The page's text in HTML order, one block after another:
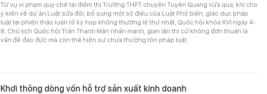
Từ vụ vi phạm quy chế tại điểm thi Trường THPT chuyên Tuyên Quang vừa qua, khi cho
ý kiến về dự án Luật sửa đổi, bổ sung một số điều của Luật Phổ biến, giáo dục pháp
luật tại phiên thảo luận tổ kỳ họp không thường lệ thứ nhất, Quốc hội khóa XVI ngày 4-
8, Chủ tịch Quốc hội Trần Thanh Mẫn nhấn mạnh, gian lận thi cử không đơn thuần là
vấn đề đạo đức mà còn thể hiện sự chưa thượng tôn pháp luật.
Khơi thông dòng vốn hỗ trợ sản xuất kinh doanh